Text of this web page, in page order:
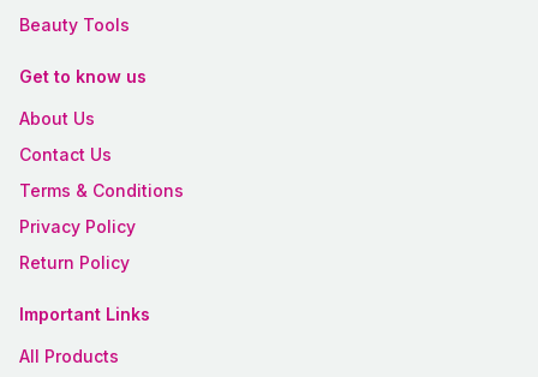
Beauty Tools
Get to know us
About Us
Contact Us
Terms & Conditions
Privacy Policy
Return Policy
Important Links
All Products